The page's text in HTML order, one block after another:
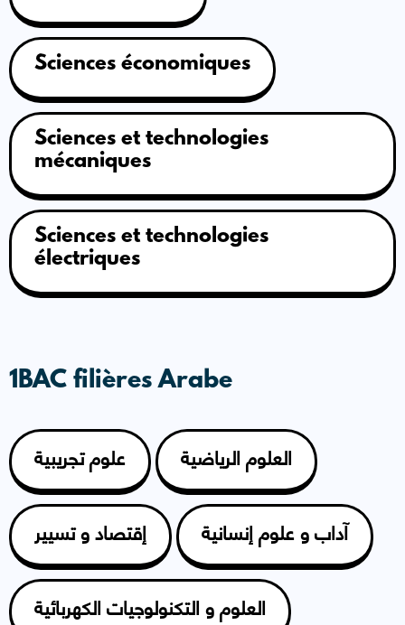
Sciences économiques
Sciences et technologies
mécaniques
Sciences et technologies
électriques
1BAC filières Arabe
علوم تجريبية العلوم الرياضية
إقتصاد و تسيير آداب و علوم إنسانية
العلوم و التكنولوجيات الكهربائية